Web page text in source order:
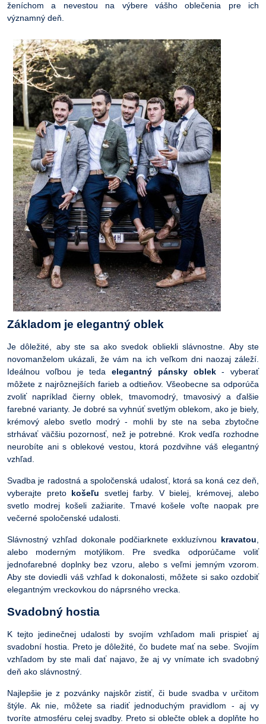
ženíchom a nevestou na výbere vášho oblečenia pre ich
významný deň.
Základom je elegantný oblek
Je dôležité, aby ste sa ako svedok obliekli slávnostne. Aby ste
novomanželom ukázali, že vám na ich veľkom dni naozaj záleží.
Ideálnou voľbou je teda elegantný pánsky oblek- vyberať
môžete z najrôznejších farieb a odtieňov. Všeobecne sa odporúča
zvoliť napríklad čierny oblek, tmavomodrý, tmavosivý a ďalšie
farebné varianty. Je dobré sa vyhnúť svetlým oblekom, ako je biely,
krémový alebo svetlo modrý - mohli by ste na seba zbytočne
strhávať väčšiu pozornosť, než je potrebné. Krok vedľa rozhodne
neurobíte ani s oblekové vestou, ktorá pozdvihne váš elegantný
vzhľad.
Svadba je radostná a spoločenská udalosť, ktorá sa koná cez deň,
vyberajte preto košeľu svetlej farby. V bielej, krémovej, alebo
svetlo modrej košeli zažiarite. Tmavé košele voľte naopak pre
večerné spoločenské udalosti.
Slávnostný vzhľad dokonale podčiarknete exkluzívnou kravatou,
alebo moderným motýlikom. Pre svedka odporúčame voliť
jednofarebné doplnky bez vzoru, alebo s veľmi jemným vzorom.
Aby ste doviedli váš vzhľad k dokonalosti, môžete si sako ozdobiť
elegantným vreckovkou do náprsného vrecka.
Svadobný hostia
K tejto jedinečnej udalosti by svojím vzhľadom mali prispieť aj
svadobní hostia. Preto je dôležité, čo budete mať na sebe. Svojím
vzhľadom by ste mali dať najavo, že aj vy vnímate ich svadobný
deň ako slávnostný.
Najlepšie je z pozvánky najskôr zistiť, či bude svadba v určitom
štýle. Ak nie, môžete sa riadiť jednoduchým pravidlom - aj vy
tvoríte atmosféru celej svadby. Preto si oblečte oblek a doplňte ho